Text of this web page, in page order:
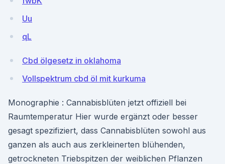
Uu
qL
Cbd ölgesetz in oklahoma
Vollspektrum cbd öl mit kurkuma
Monographie : Cannabisblüten jetzt offiziell bei
Raumtemperatur Hier wurde ergänzt oder besser
gesagt spezifiziert, dass Cannabisblüten sowohl aus
ganzen als auch aus zerkleinerten blühenden,
getrockneten Triebspitzen der weiblichen Pflanzen